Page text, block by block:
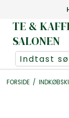
TE &
SALONEN
FORSIDE /